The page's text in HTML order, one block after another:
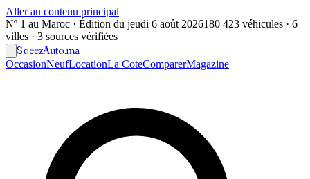
Aller au contenu principal
Nº 1 au Maroc · Édition du jeudi 6 août 2026180 423 véhicules · 6
villes · 3 sources vérifiées
SoeezAuto.ma
OccasionNeufLocationLa CoteComparerMagazine